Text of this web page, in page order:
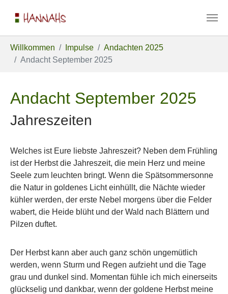
Willkommen Impulse
Andachten 2025
Andacht September 2025
Andacht September 2025
Jahreszeiten
Welches ist Eure liebste Jahreszeit? Neben dem Frühling
ist der Herbst die Jahreszeit, die mein Herz und meine
Seele zum leuchten bringt. Wenn die Spätsommersonne
die Natur in goldenes Licht einhüllt, die Nächte wieder
kühler werden, der erste Nebel morgens über die Felder
wabert, die Heide blüht und der Wald nach Blättern und
Pilzen duftet.
Der Herbst kann aber auch ganz schön ungemütlich
werden, wenn Sturm und Regen aufzieht und die Tage
grau und dunkel sind. Momentan fühle ich mich einerseits
glückselig und dankbar, wenn der goldene Herbst meine